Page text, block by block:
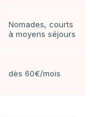
Nomades, courts
à moyens séjours
dès 60€/mois